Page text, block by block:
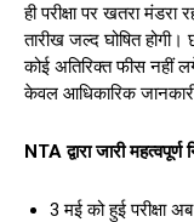
ही परीक्षा पर खतरा मंडरा
तारीख जल्द घोषित
कोई अतिरिक्त फीस नहीं
केवल आधिकारिक
NTA द्वारा जारी महत्वपूर्ण
3 मई को हुई परीक्षा